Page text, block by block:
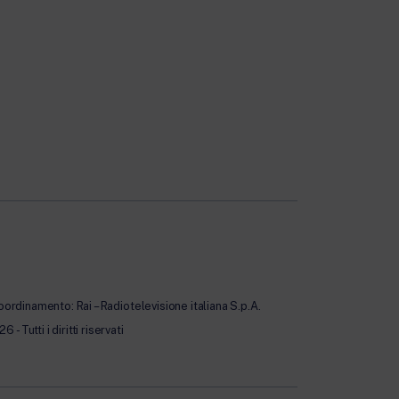
Rai – Radiotelevisione italiana S.p.A.
- Tutti i diritti riservati